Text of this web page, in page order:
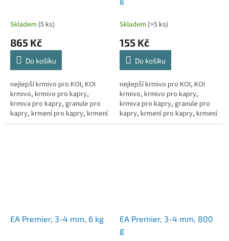
Skladem (5 ks)
865 Kč
Do košíku
nejlepší krmivo pro KOI, KOI
krmivo, krmivo pro kapry,
krmiva pro kapry, granule pro
kapry, krmení pro kapry, krmení
pro kapra, krmení pro koi kapry,
Skladem (>5 ks)
155 Kč
Do košíku
nejlepší krmivo pro KOI, KOI
krmivo, krmivo pro kapry,
krmiva pro kapry, granule pro
kapry, krmení pro kapry, krmení
pro kapra, krmení pro koi kapry,
EA Premier, 3-4 mm, 6 kg
EA Premier, 3-4 mm, 800
g